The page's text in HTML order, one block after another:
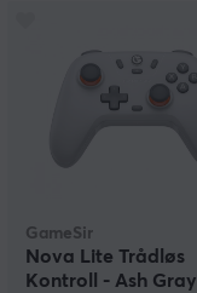
GameSir
Nova Lite Trådløs
Kontroll - Ash Gray